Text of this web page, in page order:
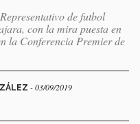
de futbol
con la mira puesta en
la Conferencia Premier de
- 03/09/2019